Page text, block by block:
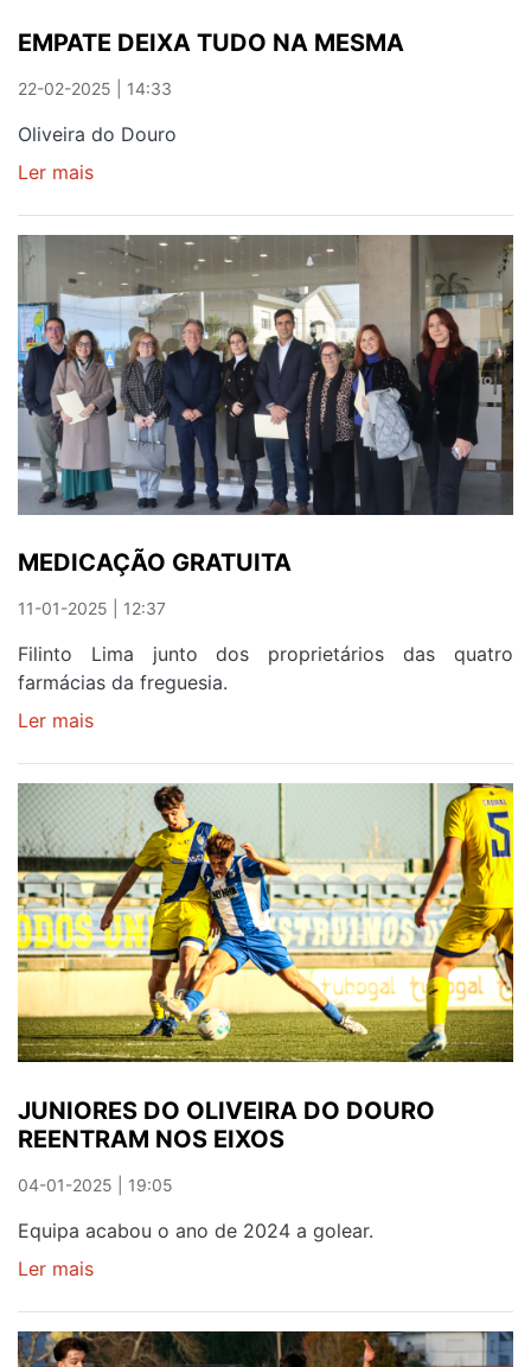
EMPATE DEIXA TUDO NA MESMA
22-02-2025 | 14:33
Oliveira do Douro
Ler mais
DEIXA
TUDO
NA
MESMA
MEDICAÇÃO GRATUITA
11-01-2025 | 12:37
Filinto Lima junto dos proprietários das quatro
farmácias da freguesia.
Ler mais
GRATUITA
JUNIORES DO OLIVEIRA DO DOURO
REENTRAM NOS EIXOS
04-01-2025 | 19:05
Equipa acabou o ano de 2024 a golear.
Ler mais
OLIVEIRA